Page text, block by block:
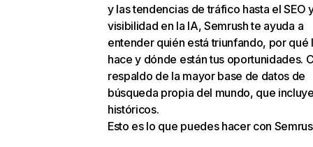
y las tendencias de tráfico hasta el SEO
visibilidad en la IA, Semrush te ayuda a
entender quién está triunfando, por qué
hace y dónde están tus oportunidades.
respaldo de la mayor base de datos de
búsqueda propia del mundo, que
históricos.
Esto es lo que puedes hacer con